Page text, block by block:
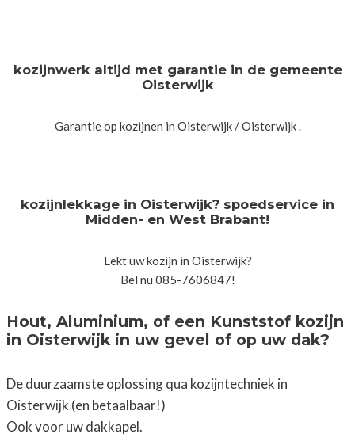
kozijnwerk altijd met garantie in de gemeente
Oisterwijk
Garantie op kozijnen in Oisterwijk / Oisterwijk .
kozijnlekkage in Oisterwijk? spoedservice in
Midden- en West Brabant!
Lekt uw kozijn in Oisterwijk?
Bel nu 085-7606847!
Hout, Aluminium, of een Kunststof kozijn
in Oisterwijk in uw gevel of op uw dak?
De duurzaamste oplossing qua kozijntechniek in
Oisterwijk (en betaalbaar!)
Ook voor uw dakkapel.